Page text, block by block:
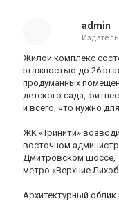
admin
Издатель
Жилой комплекс
этажностью до 26
продуманных
детского сада,
и всего, что нужно
ЖК «Тринити»
восточном
Дмитровском шоссе,
метро «Верхние
Архитектурный облик